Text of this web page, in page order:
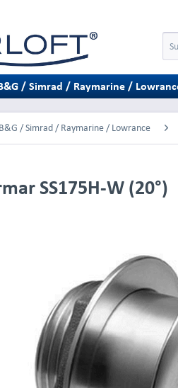
/ Simrad / Raymarine /
B&G / Simrad / Raymarine / Lowrance
SS175H-W (20°)